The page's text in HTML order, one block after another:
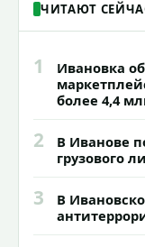
ЧИТАЮТ
1
Ивановка
более 4,4
2
В Иванове
грузового
3
В